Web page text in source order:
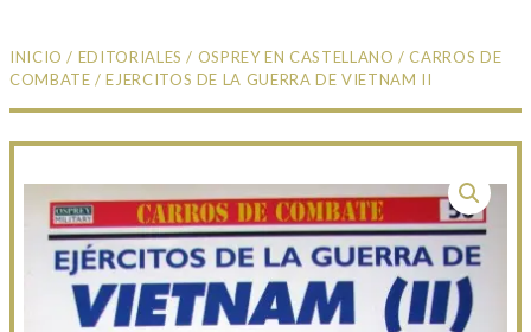
INICIO / EDITORIALES / OSPREY EN CASTELLANO /CARROS DE
COMBATE / EJERCITOS DE LA GUERRA DE VIETNAM II